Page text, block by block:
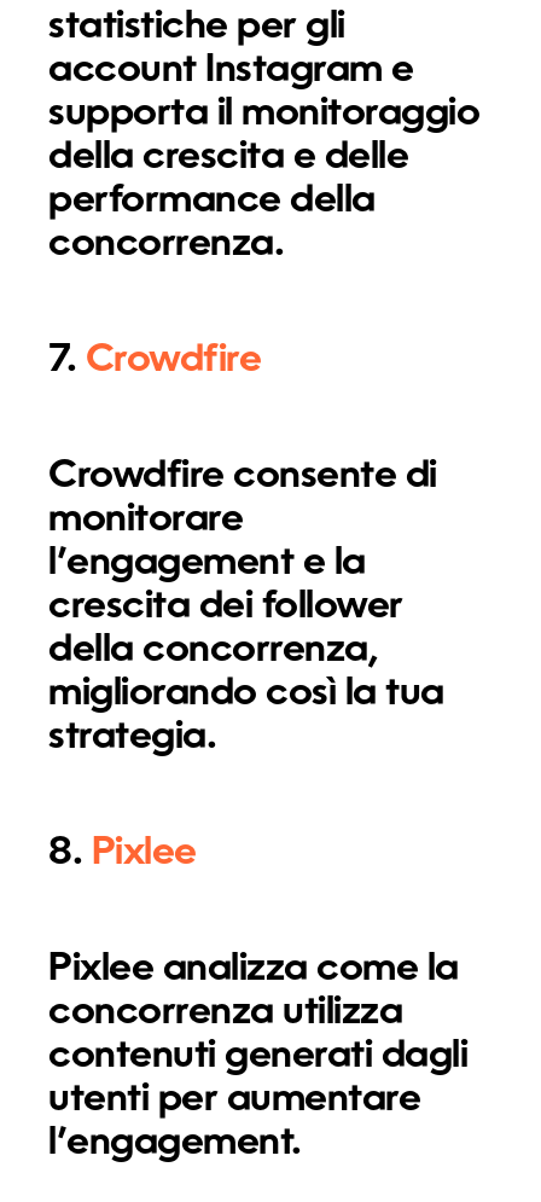
statistiche per gli
account Instagram e
supporta il monitoraggio
della crescita e delle
performance della
concorrenza.
7. Crowdfire
Crowdfire consente di
monitorare
l’engagement e la
crescita dei follower
della concorrenza,
migliorando così la tua
strategia.
8. Pixlee
Pixlee analizza come la
concorrenza utilizza
contenuti generati dagli
utenti per aumentare
l’engagement.